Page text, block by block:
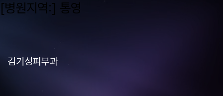
[병원지역:] 통영
김기성피부과